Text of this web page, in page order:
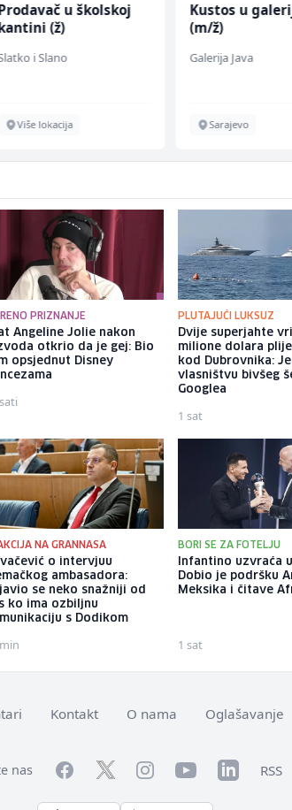
u školskoj
(ž)
i Slano
Više lokacija
Kustos u
(m/ž)
Galerija Java
Sarajevo
PRIZNANJE
Angeline Jolie nakon
otkrio da je gej: Bio
opsjednut Disney
PLUTAJUĆI LUKSUZ
Dvije superjahte
milione dolara
kod Dubrovnika:
vlasništvu bivšeg
Googlea
1 sat
NA GRANNASA
o intervjuu
ambasadora:
se neko snažniji od
ko ima ozbiljnu
s Dodikom
BORI SE ZA FOTELJU
Infantino uzvraća
Dobio je podršku
Meksika i čitave
1 sat
Kontakt O nama Oglašavanje
nas FacebookTwitterInstagramYouTubeLinkedInRSS